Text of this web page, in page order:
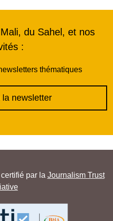
du Sahel, et nos
:
thématiques
la newsletter
par la Journalism Trust